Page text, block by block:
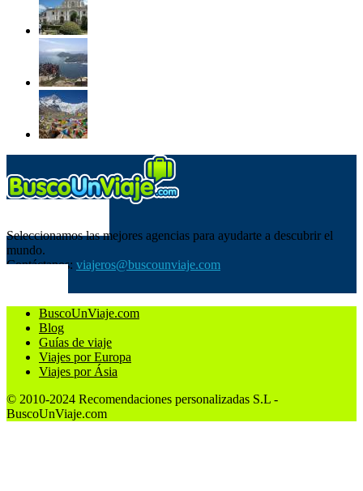
Seleccionamos las mejores agencias para ayudarte a descubrir el
mundo.
Contáctanos: viajeros@buscounviaje.com
BuscoUnViaje.com
Blog
Guías de viaje
Viajes por Europa
Viajes por Ásia
© 2010-2024 Recomendaciones personalizadas S.L -
BuscoUnViaje.com